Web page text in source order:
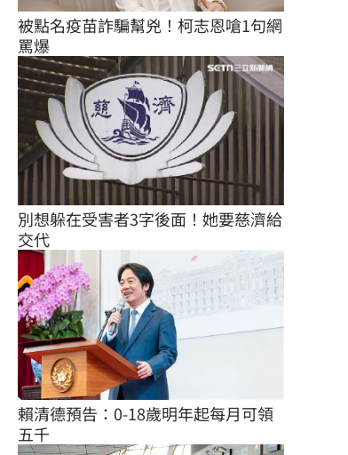
被點名疫苗詐騙幫兇！柯志恩嗆1句網
罵爆
別想躲在受害者3字後面！她要慈濟給
交代
賴清德預告：0-18歲明年起每月可領
五千